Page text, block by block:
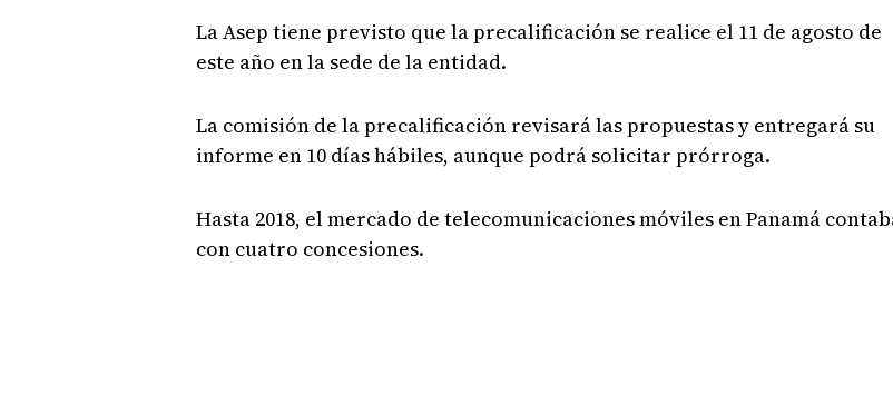
La Asep tiene previsto que la precalificación se realice el 11 de agosto de
este año en la sede de la entidad.
La comisión de la precalificación revisará las propuestas y entregará su
informe en 10 días hábiles, aunque podrá solicitar prórroga.
Hasta 2018, el mercado de telecomunicaciones móviles en Panamá
con cuatro concesiones.